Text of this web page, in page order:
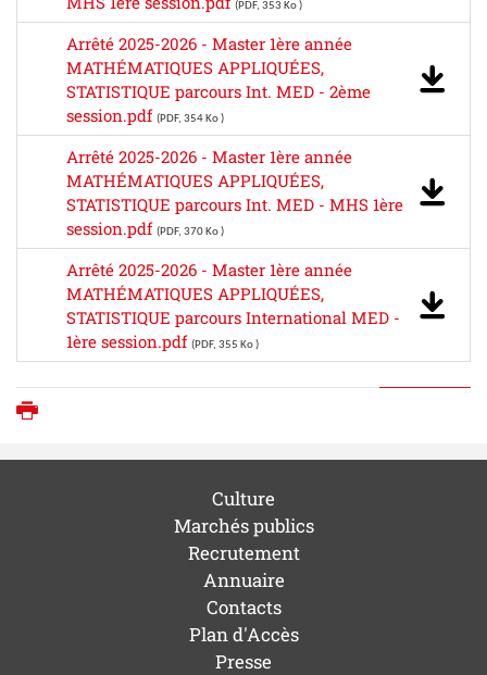
(PDF, 353 Ko )
Arrêté 2025-2026 - Master 1ère année
MATHÉMATIQUES APPLIQUÉES,
STATISTIQUE parcours Int. MED - 2ème
session.pdf (PDF, 354 Ko )
Arrêté 2025-2026 - Master 1ère année
MATHÉMATIQUES APPLIQUÉES,
STATISTIQUE parcours Int. MED - MHS 1ère
session.pdf (PDF, 370 Ko )
Arrêté 2025-2026 - Master 1ère année
MATHÉMATIQUES APPLIQUÉES,
STATISTIQUE parcours International MED -
1ère session.pdf (PDF, 355 Ko )
Culture
Marchés publics
Recrutement
Annuaire
Contacts
Plan d'Accès
Presse